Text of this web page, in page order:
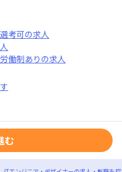
考可の求人
働制ありの求人
む